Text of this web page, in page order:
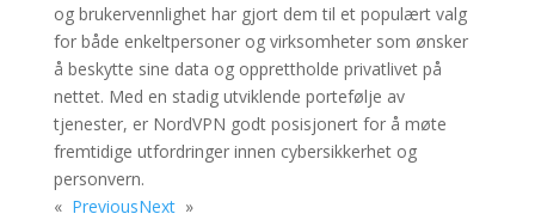
og brukervennlighet har gjort dem til et populært valg
for både enkeltpersoner og virksomheter som ønsker
å beskytte sine data og opprettholde privatlivet på
nettet. Med en stadig utviklende portefølje av
tjenester, er NordVPN godt posisjonert for å møte
fremtidige utfordringer innen cybersikkerhet og
personvern.
« PreviousNext »